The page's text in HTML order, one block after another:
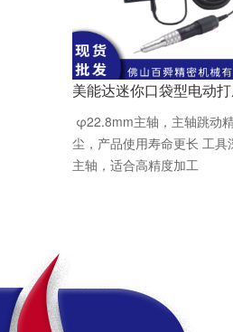
美能达迷你口袋型电动
φ22.8mm主轴，主轴跳动
尘，产品使用寿命更长 工
主轴，适合高精度加工